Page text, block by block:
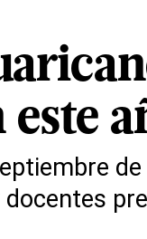
este
de